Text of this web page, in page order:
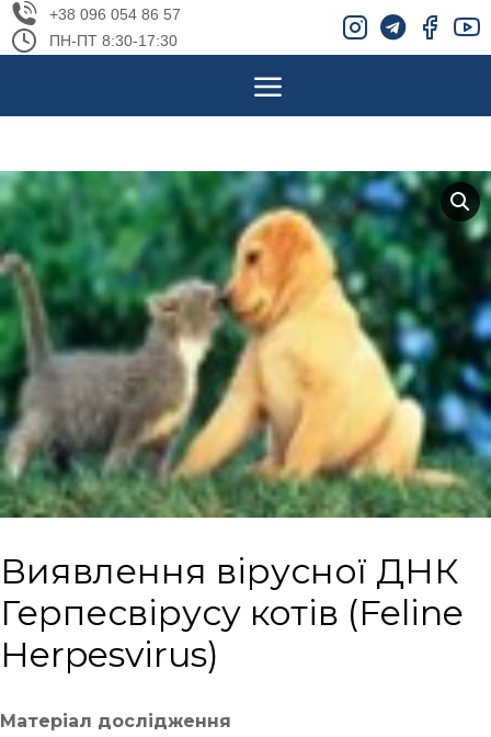
+38 096 054 86 57
ПН-ПТ 8:30-17:30
Виявлення вірусної ДНК
Герпесвірусу котів (Feline
Herpesvirus)
Матеріал дослідження